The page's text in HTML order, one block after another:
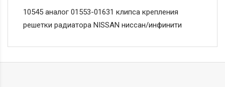
10545 аналог 01553-01631 клипса крепления
решетки радиатора NISSAN ниссан/инфинити